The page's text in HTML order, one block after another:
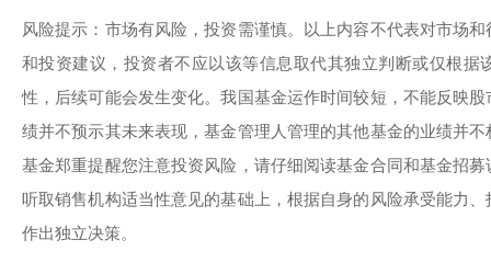
风险提示：市场有风险，投资需谨慎。以上内容不代表对市场
和投资建议，投资者不应以该等信息取代其独立判断或仅根据
性，后续可能会发生变化。我国基金运作时间较短，不能反映
绩并不预示其未来表现，基金管理人管理的其他基金的业绩并
基金郑重提醒您注意投资风险，请仔细阅读基金合同和基金招
听取销售机构适当性意见的基础上，根据自身的风险承受能力
作出独立决策。